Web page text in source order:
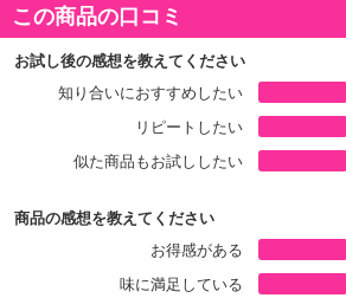
アレルギー表示:
りんご
注意事項:
・実際にお届けする商品とパッケージ等が異なる場合がござ
この商品の口コミ
お試し後の感想を教えてください
知り合いにおすすめしたい
リピートしたい
似た商品もお試ししたい
商品の感想を教えてください
お得感がある
味に満足している